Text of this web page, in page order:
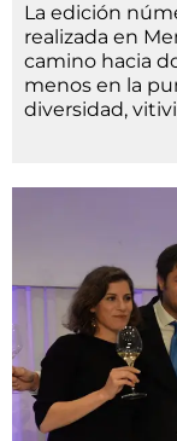
La edición
realizada en
camino hacia
menos en la
diversidad,